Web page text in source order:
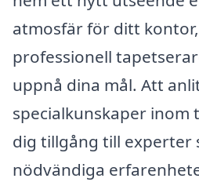
atmosfär för ditt
professionell
uppnå dina mål. Att
specialkunskaper inom
dig tillgång till experter
nödvändiga